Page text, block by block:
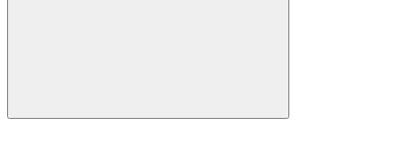
Compartilhar